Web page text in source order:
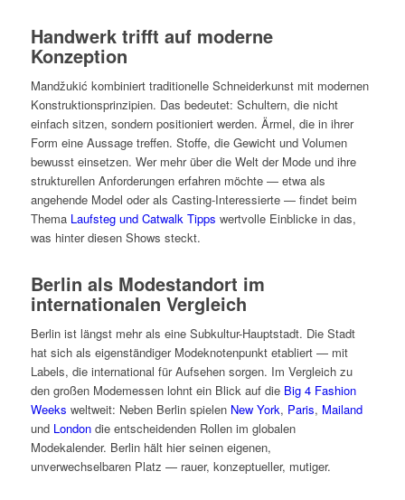
Handwerk trifft auf moderne
Konzeption
Mandžukić kombiniert traditionelle Schneiderkunst mit modernen
Konstruktionsprinzipien. Das bedeutet: Schultern, die nicht
einfach sitzen, sondern positioniert werden. Ärmel, die in ihrer
Form eine Aussage treffen. Stoffe, die Gewicht und Volumen
bewusst einsetzen. Wer mehr über die Welt der Mode und ihre
strukturellen Anforderungen erfahren möchte — etwa als
angehende Model oder als Casting-Interessierte — findet beim
Thema Laufsteg und Catwalk Tipps wertvolle Einblicke in das,
was hinter diesen Shows steckt.
Berlin als Modestandort im
internationalen Vergleich
Berlin ist längst mehr als eine Subkultur-Hauptstadt. Die Stadt
hat sich als eigenständiger Modeknotenpunkt etabliert — mit
Labels, die international für Aufsehen sorgen. Im Vergleich zu
den großen Modemessen lohnt ein Blick auf die Big 4 Fashion
Weeks weltweit: Neben Berlin spielen New York, Paris, Mailand
und Londondie entscheidenden Rollen im globalen
Modekalender. Berlin hält hier seinen eigenen,
unverwechselbaren Platz — rauer, konzeptueller, mutiger.